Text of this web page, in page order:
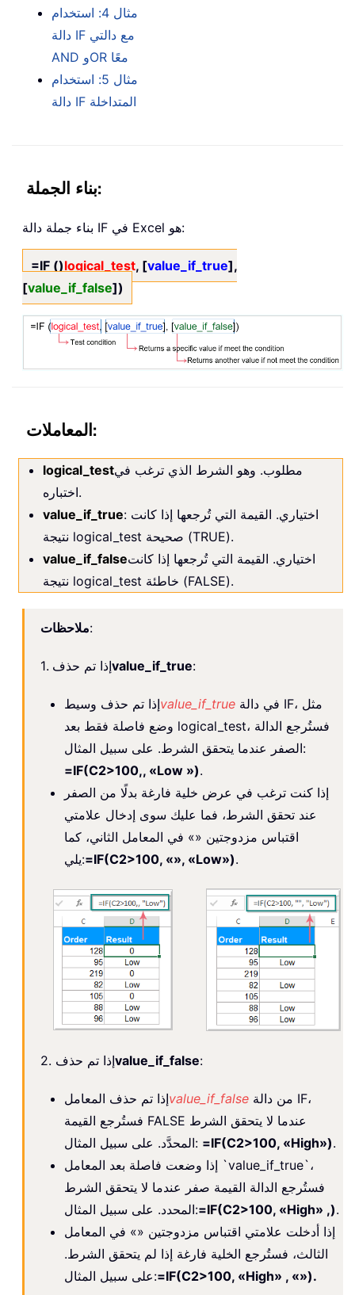
مثال 4: استخدام
دالة IF مع دالتي
AND وOR معًا
مثال 5: استخدام
دالة IF المتداخلة
بناء الجملة:
بناء جملة دالة IF في Excel هو:
=IF ()logical_test, [value_if_true],
[value_if_false])
المعاملات:
logical_testمطلوب. وهو الشرط الذي ترغب في
اختباره.
value_if_true: اختياري. القيمة التي تُرجعها إذا كانت
نتيجة logical_test صحيحة (TRUE).
value_if_falseاختياري. القيمة التي تُرجعها إذا كانت
نتيجة logical_test خاطئة (FALSE).
ملاحظات:
1. إذا تم حذفvalue_if_true:
إذا تم حذف وسيطvalue_if_true
وضع فاصلة فقط بعد logical_test، فستُرجع الدالة
الصفر عندما يتحقق الشرط. على سبيل المثال:
=IF(C2>100,, «Low »).
إذا كنت ترغب في عرض خلية فارغة بدلًا من الصفر
عند تحقق الشرط، فما عليك سوى إدخال علامتي
اقتباس مزدوجتين «» في المعامل الثاني، كما
يلي:=IF(C2>100, «», «Low»).
2. إذا تم حذفvalue_if_false:
إذا تم حذف المعاملvalue_if_false
فستُرجع القيمة FALSE عندما لا يتحقق الشرط
المحدَّد. على سبيل المثال: =IF(C2>100, «High»).
إذا وضعت فاصلة بعد المعامل `value_if_true`،
فستُرجع الدالة القيمة صفر عندما لا يتحقق الشرط
المحدد. على سبيل المثال:=IF(C2>100, «High» ,).
إذا أدخلت علامتي اقتباس مزدوجتين «» في المعامل
الثالث، فستُرجع الخلية فارغة إذا لم يتحقق الشرط.
على سبيل المثال:=IF(C2>100, «High» , «»).